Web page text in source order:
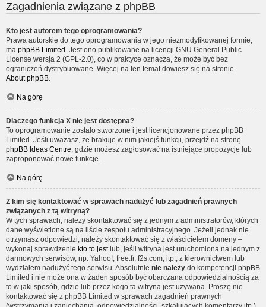
Zagadnienia związane z phpBB
Kto jest autorem tego oprogramowania?
Prawa autorskie do tego oprogramowania w jego niezmodyfikowanej formie,
ma phpBB Limited . Jest ono publikowane na licencji GNU General Public
License wersja 2 (GPL-2.0), co w praktyce oznacza, że może być bez
ograniczeń dystrybuowane. Więcej na ten temat dowiesz się na stronie
About phpBB.
Na górę
Dlaczego funkcja X nie jest dostępna?
To oprogramowanie zostało stworzone i jest licencjonowane przez phpBB
Limited. Jeśli uważasz, że brakuje w nim jakiejś funkcji, przejdź na stronę
phpBB Ideas Centre, gdzie możesz zagłosować na istniejące propozycje lub
zaproponować nowe funkcje.
Na górę
Z kim się kontaktować w sprawach nadużyć lub zagadnień prawnych
związanych z tą witryną?
W tych sprawach, należy skontaktować się z jednym z administratorów, których
dane wyświetlone są na liście zespołu administracyjnego. Jeżeli jednak nie
otrzymasz odpowiedzi, należy skontaktować się z właścicielem domeny –
wykonaj sprawdzenie kto to jestlub, jeśli witryna jest uruchomiona na jednym z
darmowych serwisów, np. Yahoo!, free.fr, f2s.com, itp., z kierownictwem lub
wydziałem nadużyć tego serwisu. Absolutnie nie należy do kompetencji phpBB
Limited i nie może ona w żaden sposób być obarczana odpowiedzialnością za
to w jaki sposób, gdzie lub przez kogo ta witryna jest używana. Proszę nie
kontaktować się z phpBB Limited w sprawach zagadnień prawnych